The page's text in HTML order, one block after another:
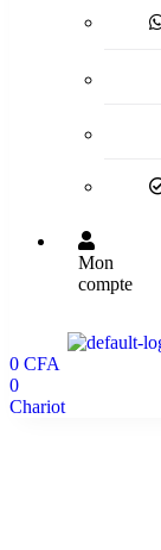
Mon
compte
0 CFA
0
Chariot